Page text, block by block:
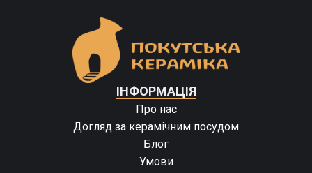
ІНФОРМАЦІЯ
Про нас
Догляд за керамічним посудом
Блог
Умови